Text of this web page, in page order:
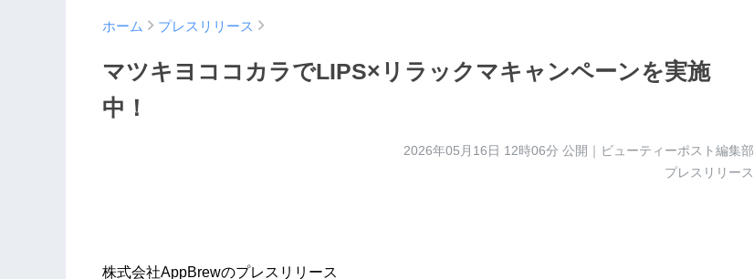
ホーム プレスリリース
マツキヨココカラでLIPS×リラックマキャンペーンを実施
中！
2026年05月16日 12時06分 公開｜ビューティーポスト編集部
プレスリリース
株式会社AppBrewのプレスリリース